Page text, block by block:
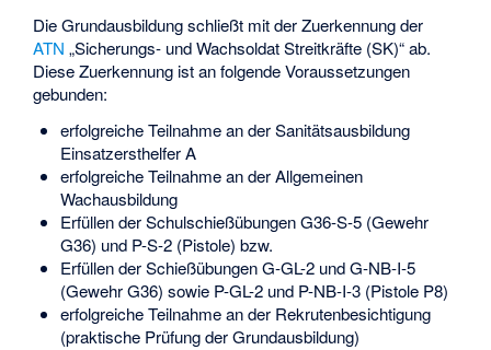
Die Grundausbildung schließt mit der Zuerkennung der
ATN „Sicherungs- und Wachsoldat Streitkräfte (SK)“ ab.
Diese Zuerkennung ist an folgende Voraussetzungen
gebunden:
erfolgreiche Teilnahme an der Sanitätsausbildung
Einsatzersthelfer A
erfolgreiche Teilnahme an der Allgemeinen
Wachausbildung
Erfüllen der Schulschießübungen G36-S-5 (Gewehr
G36) und P-S-2 (Pistole) bzw.
Erfüllen der Schießübungen G-GL-2 und G-NB-I-5
(Gewehr G36) sowie P-GL-2 und P-NB-I-3 (Pistole P8)
erfolgreiche Teilnahme an der Rekrutenbesichtigung
(praktische Prüfung der Grundausbildung)